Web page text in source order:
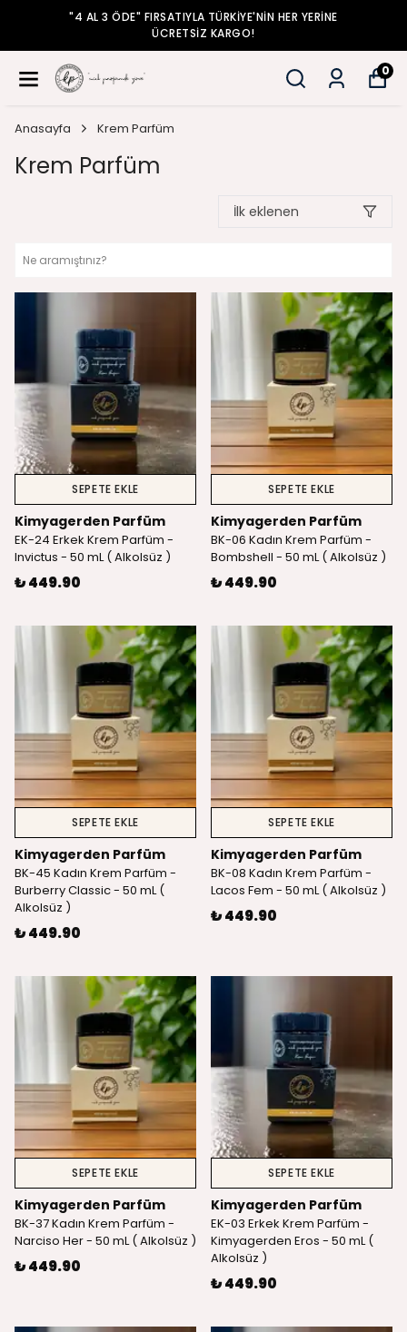
"4 AL 3 ÖDE" FIRSATIYLA TÜRKİYE'NİN HER YERİNE
ÜCRETSİZ KARGO!
0
Anasayfa Krem Parfüm
Krem Parfüm
İlk eklenen
SEPETE EKLE
Kimyagerden Parfüm
EK-24 Erkek Krem Parfüm -
Invictus - 50 mL ( Alkolsüz )
₺ 449.90
SEPETE EKLE
Kimyagerden Parfüm
BK-06 Kadın Krem Parfüm -
Bombshell - 50 mL ( Alkolsüz )
₺ 449.90
SEPETE EKLE
Kimyagerden Parfüm
BK-45 Kadın Krem Parfüm -
Burberry Classic - 50 mL (
Alkolsüz )
₺ 449.90
SEPETE EKLE
Kimyagerden Parfüm
BK-08 Kadın Krem Parfüm -
Lacos Fem - 50 mL ( Alkolsüz )
₺ 449.90
SEPETE EKLE
Kimyagerden Parfüm
BK-37 Kadın Krem Parfüm -
Narciso Her - 50 mL ( Alkolsüz )
₺ 449.90
SEPETE EKLE
Kimyagerden Parfüm
EK-03 Erkek Krem Parfüm -
Kimyagerden Eros - 50 mL (
Alkolsüz )
₺ 449.90